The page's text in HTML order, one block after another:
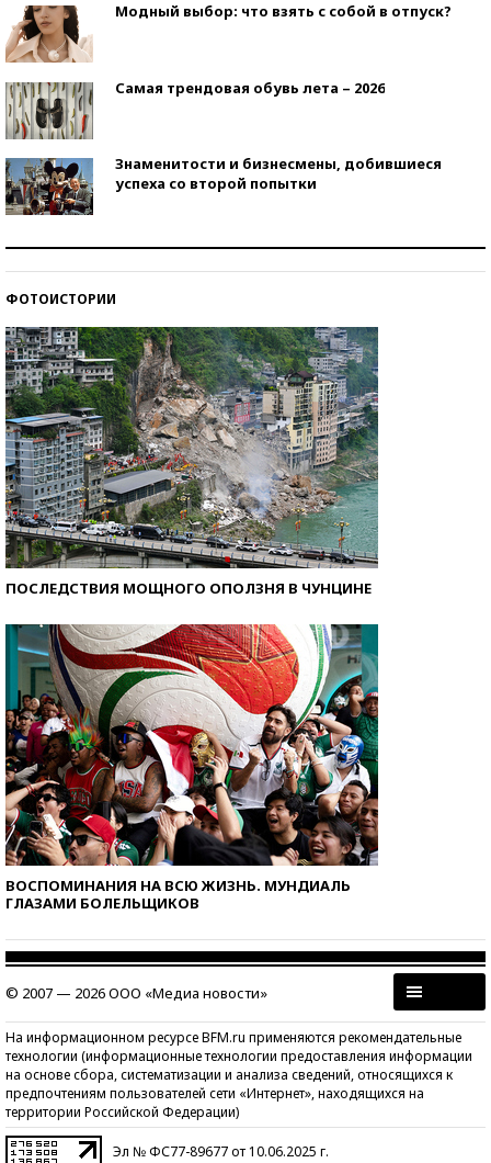
Модный выбор: что взять с собой в отпуск?
Самая трендовая обувь лета – 2026
Знаменитости и бизнесмены, добившиеся
успеха со второй попытки
ФОТОИСТОРИИ
ПОСЛЕДСТВИЯ МОЩНОГО ОПОЛЗНЯ В ЧУНЦИНЕ
ВОСПОМИНАНИЯ НА ВСЮ ЖИЗНЬ. МУНДИАЛЬ
ГЛАЗАМИ БОЛЕЛЬЩИКОВ
© 2007 — 2026 ООО «Медиа новости»
На информационном ресурсе BFM.ru применяются рекомендательные
технологии (информационные технологии предоставления информации
на основе сбора, систематизации и анализа сведений, относящихся к
предпочтениям пользователей сети «Интернет», находящихся на
территории Российской Федерации)
Эл № ФС77-89677 от 10.06.2025 г.